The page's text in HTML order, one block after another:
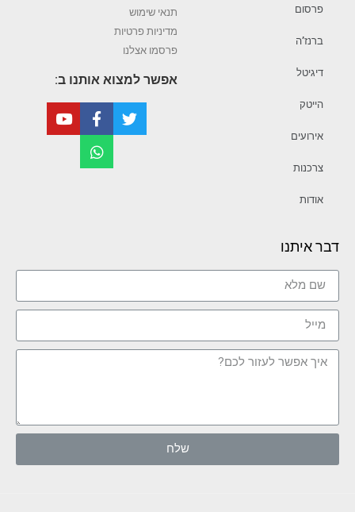
פרסום
ברנז’ה
דיגיטל
הייטק
אירועים
צרכנות
אודות
תנאי שימוש
מדיניות פרטיות
פרסמו אצלנו
אפשר למצוא אותנו ב:
דבר איתנו
שלח